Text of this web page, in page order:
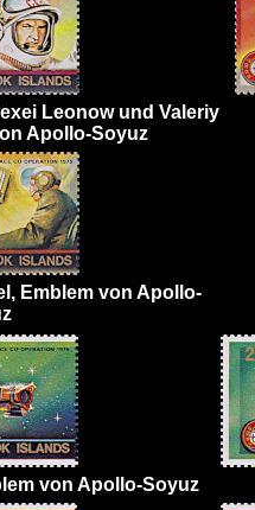
Leonow und Valeriy
Apollo-Soyuz
Emblem von Apollo-
von Apollo-Soyuz